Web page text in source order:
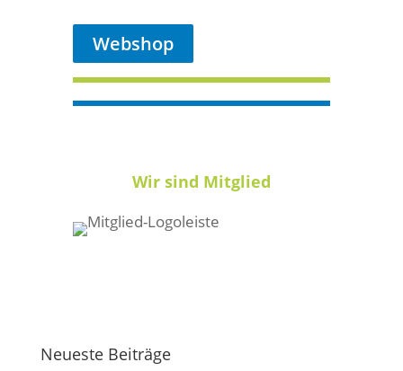
Webshop
Wir sind Mitglied
Neueste Beiträge